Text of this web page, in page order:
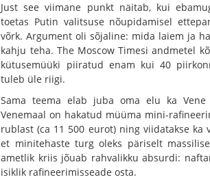
Just see viimane punkt näitab, kui
toetas Putin valitsuse nõupidamisel
võrk. Argument oli sõjaline: mida laiem ja
kahju teha. The Moscow Timesi andmetel
kütusemüüki piiratud enam kui 40
tuleb üle riigi.
Sama teema elab juba oma elu ka
Venemaal on hakatud müüma mini-
rublast (ca 11 500 eurot) ning viidatakse ka
et minitehaste turg oleks päriselt
ametlik kriis jõuab rahvalikku absurdi:
isiklik rafineerimisseade osta.